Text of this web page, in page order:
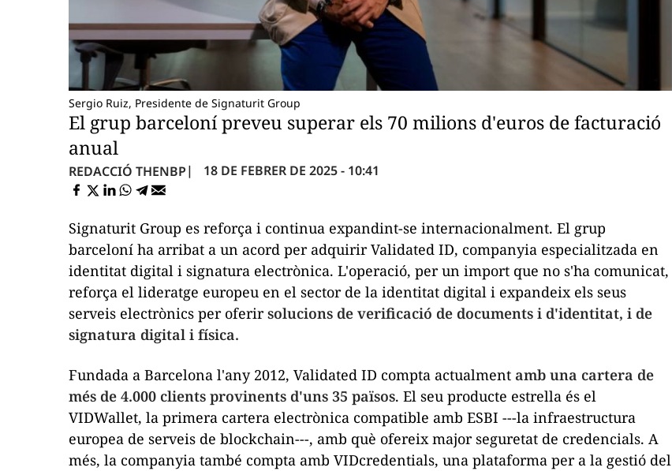
Sergio Ruiz, Presidente de Signaturit Group
El grup barceloní preveu superar els 70 milions d'euros de facturació
anual
REDACCIÓ THENBP 18 DE FEBRER DE 2025 - 10:41
Signaturit Group es reforça i continua expandint-se internacionalment. El grup
barceloní ha arribat a un acord per adquirir Validated ID, companyia especialitzada en
identitat digital i signatura electrònica. L'operació, per un import que no s'ha comunicat,
reforça el lideratge europeu en el sector de la identitat digital i expandeix els seus
serveis electrònics per oferirsolucions de verificació de documents i d'identitat, i de
signatura digital i física.
Fundada a Barcelona l'any 2012, Validated ID compta actualment amb una cartera de
més de 4.000 clients provinents d'uns 35 països. El seu producte estrella és el
VIDWallet, la primera cartera electrònica compatible amb ESBI ---la infraestructura
europea de serveis de blockchain---, amb què ofereix major seguretat de credencials. A
més, la companyia també compta amb VIDcredentials, una plataforma per a la gestió del